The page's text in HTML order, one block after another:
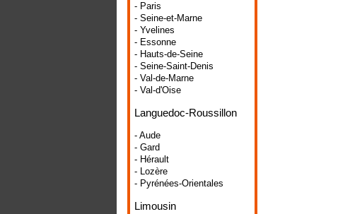
- Paris
- Seine-et-Marne
- Yvelines
- Essonne
- Hauts-de-Seine
- Seine-Saint-Denis
- Val-de-Marne
- Val-d'Oise
Languedoc-Roussillon
- Aude
- Gard
- Hérault
- Lozère
- Pyrénées-Orientales
Limousin